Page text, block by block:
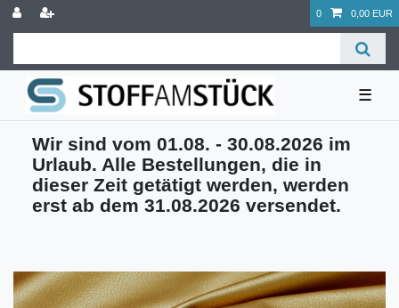
0 0,00 EUR
☰
Wir sind vom 01.08. - 30.08.2026 im
Urlaub. Alle Bestellungen, die in
dieser Zeit getätigt werden, werden
erst ab dem 31.08.2026 versendet.